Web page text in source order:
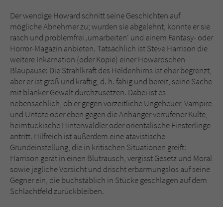
Der wendige Howard schnitt seine Geschichten auf
mögliche Abnehmer zu; wurden sie abgelehnt, konnte er sie
rasch und problemfrei ‚umarbeiten‘ und einem Fantasy- oder
Horror-Magazin anbieten. Tatsächlich ist Steve Harrison die
weitere Inkarnation (oder Kopie) einer Howardschen
Blaupause: Die Strahlkraft des Heldenhirns ist eher begrenzt,
aber er ist groß und kräftig, d. h. fähig und bereit, seine Sache
mit blanker Gewalt durchzusetzen. Dabei ist es
nebensächlich, ob er gegen vorzeitliche Ungeheuer, Vampire
und Untote oder eben gegen die Anhänger verrufener Kulte,
heimtückische Hinterwäldler oder orientalische Finsterlinge
antritt. Hilfreich ist außerdem eine atavistische
Grundeinstellung, die in kritischen Situationen greift:
Harrison gerät in einen Blutrausch, vergisst Gesetz und Moral
sowie jegliche Vorsicht und drischt erbarmungslos auf seine
Gegner ein, die buchstäblich in Stücke geschlagen auf dem
Schlachtfeld zurückbleiben.